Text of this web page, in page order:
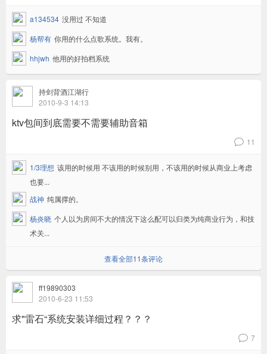
a134534 没用过 不知道
杨帮有 你用的什么点歌系统。我有。
hhjwh 他用的好拍档系统
持剑背酒江湖行
2010-9-3 14:13
ktv包间到底需要不需要辅助音箱
v 11
1/3理想 该用的时候用 不该用的时候别用，不该用的时候从商业上考虑
也要...
战神 纯属撑的。
杨炎晓 个人以为房间不大的情况下这么配可以归类为纯商业行为，和技
术关...
查看全部11条评论
ff19890303
2010-6-23 11:53
求"雷石“系统安装详细过程？？？
v 7